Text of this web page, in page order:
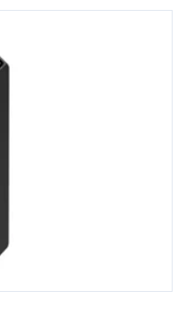
connectés
efficacité que le WiFi 6
invité, VPN